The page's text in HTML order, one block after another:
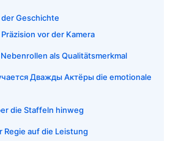
Geschichte
vor der Kamera
als Qualitätsmerkmal
Дважды Актёры die emotionale
die Staffeln hinweg
Regie auf die Leistung